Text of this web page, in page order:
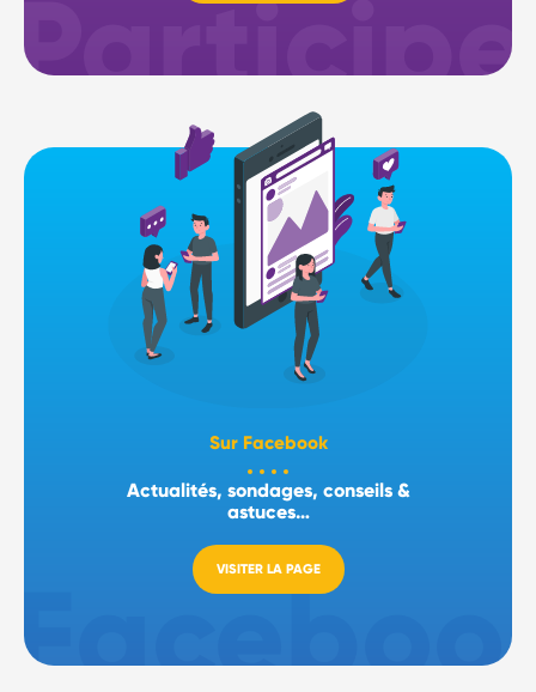
Sur Facebook
Actualités, sondages, conseils &
astuces…
VISITER LA PAGE